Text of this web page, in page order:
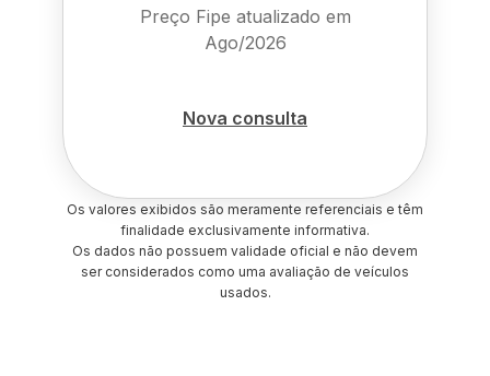
Preço Fipe atualizado em
Ago/2026
Nova consulta
Os valores exibidos são meramente referenciais e têm
finalidade exclusivamente informativa.
Os dados não possuem validade oficial e não devem
ser considerados como uma avaliação de veículos
usados.